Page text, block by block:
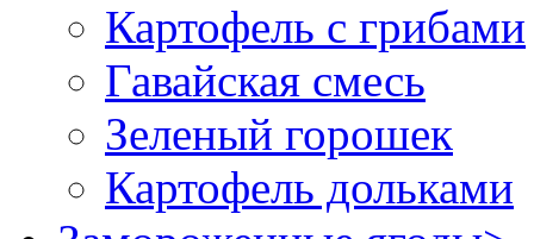
Картофель с грибами
Гавайская смесь
Зеленый горошек
Картофель дольками